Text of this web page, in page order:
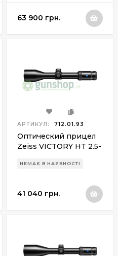
63 900 грн.
АРТИКУЛ: 712.01.93
Оптический прицел
Zeiss VICTORY HT 2.5-
НЕМАЄ В НАЯВНОСТІ
41 040 грн.